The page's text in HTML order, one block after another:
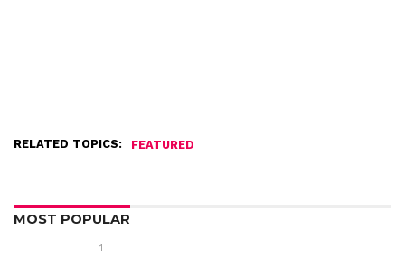
RELATED TOPICS: FEATURED
MOST POPULAR
1